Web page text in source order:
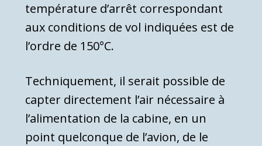
température d’arrêt correspondant
aux condi­tions de vol indiquées est de
l’ordre de 150°C.
Techniquement, il serait possible de
capter direc­tement l’air nécessaire à
l’alimentation de la cabine, en un
point quelconque de l’avion, de le